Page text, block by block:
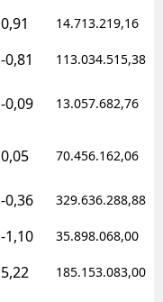
0,91 14.713.219,16
-0,81 113.034.515,38
-0,09 13.057.682,76
0,05 70.456.162,06
-0,36 329.636.288,88
-1,10 35.898.068,00
5,22 185.153.083,00